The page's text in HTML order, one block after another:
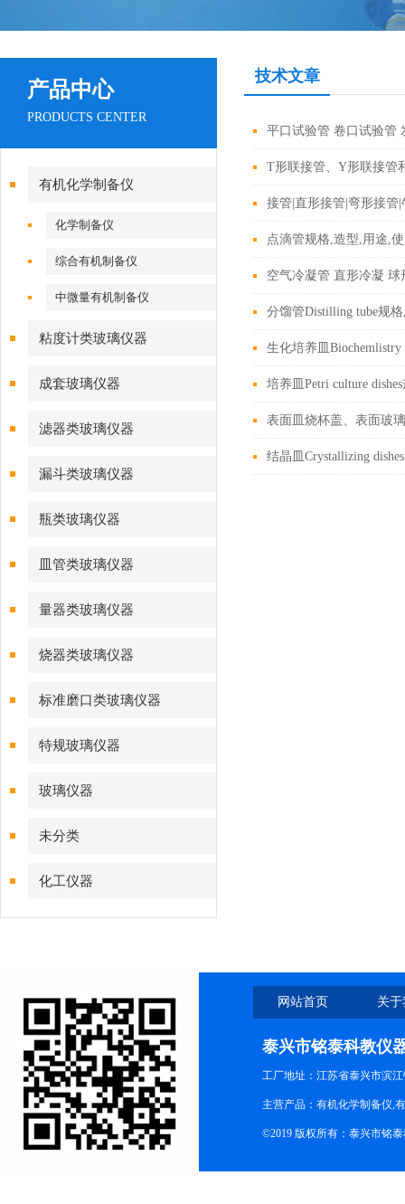
产品中心
PRODUCTS CENTER
有机化学制备仪
化学制备仪
综合有机制备仪
中微量有机制备仪
粘度计类玻璃仪器
成套玻璃仪器
滤器类玻璃仪器
漏斗类玻璃仪器
瓶类玻璃仪器
皿管类玻璃仪器
量器类玻璃仪器
烧器类玻璃仪器
标准磨口类玻璃仪器
特规玻璃仪器
玻璃仪器
未分类
化工仪器
技术文章
平口试验管 卷口试验管
T形联接管、Y形联接管
接管|直形接管|弯形接管|
点滴管规格,造型,用途,
空气冷凝管 直形冷凝
分馏管Distilling tube规
生化培养皿Biochemlistry
培养皿Petri culture
表面皿烧杯盖、表面玻
结晶皿Crystallizing
网站首页 关
泰兴市铭泰科教仪
工厂地址：江苏省泰兴市滨
主营产品：有机化学制备仪,
©2019 版权所有：泰兴市铭